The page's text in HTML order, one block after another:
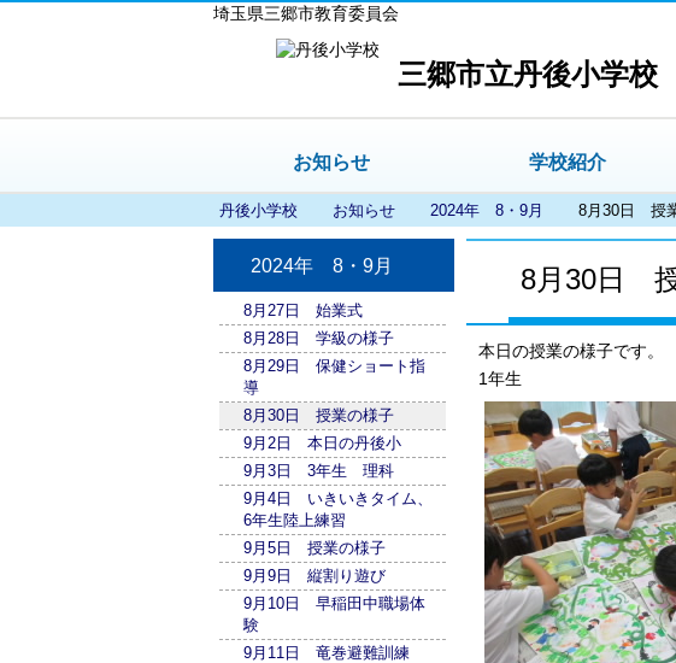
埼玉県三郷市教育委員会
三郷市立丹後小学校
お知らせ 学校紹介
丹後小学校 お知らせ 2024年 8・9月 8月30日 授
2024年 8・9月
8月27日 始業式
8月28日 学級の様子
8月29日 保健ショート指
導
8月30日 授業の様子
9月2日 本日の丹後小
9月3日 3年生 理科
9月4日 いきいきタイム、
6年生陸上練習
9月5日 授業の様子
9月9日 縦割り遊び
9月10日 早稲田中職場体
験
9月11日 竜巻避難訓練
8月30日
本日の授業の様子です。
1年生